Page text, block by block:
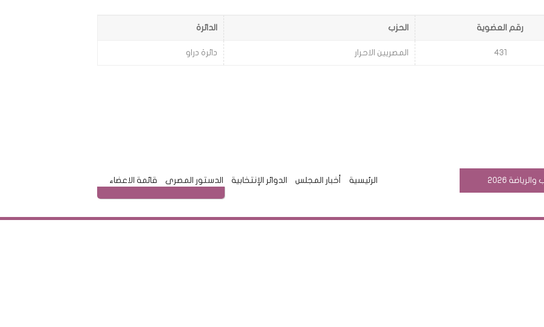
رقم العضوية الحزب الدائرة
431 المصريين الاحرار دائرة دراو
الرئيسية أخبار المجلس الدوائر الإنتخابية الدستور المصرى قائمة الاعضاء 2026